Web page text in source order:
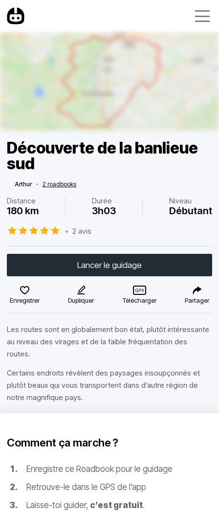
Découverte de la banlieue
sud
Arthur • 2 roadbooks
Distance
180 km
Durée
3h03
Niveau
Débutant
• 2 avis
Lancer le guidage
Enregistrer Dupliquer Télécharger Partager
Les routes sont en globalement bon état, plutôt intéressante
au niveau des virages et de la faible fréquentation des
routes.
Certains endroits révèlent des paysages insoupçonnés et
plutôt beaux qui vous transportent dans d’autre région de
notre magnifique pays.
Comment ça marche ?
Enregistre ce Roadbook pour le guidage
Retrouve-le dans le GPS de l’app
Laisse-toi guider, c’est gratuit.